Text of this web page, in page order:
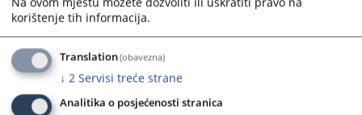
Обавјештење о набавци дијелова униформе
43ПРЕГЛЕДА
korištenje tih informacija.
Translation(obavezna)
↓ 2 Servisi treće strane
Analitika o posjećenosti stranica